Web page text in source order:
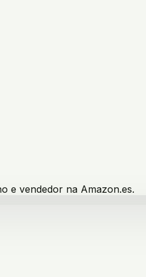
e vendedor na Amazon.es.